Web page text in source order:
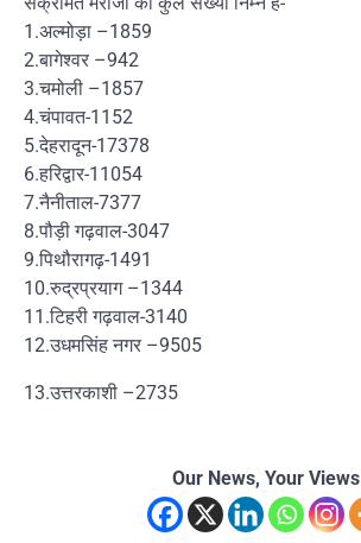
1.अल्मोड़ा –1859
2.बागेश्वर –942
3.चमोली –1857
4.चंपावत-1152
5.देहरादून-17378
6.हरिद्वार-11054
7.नैनीताल-7377
8.पौड़ी गढ़वाल-3047
9.पिथौरागढ़-1491
10.रुद्रप्रयाग –1344
11.टिहरी गढ़वाल-3140
12.उधमसिंह नगर –9505
13.उत्तरकाशी –2735
Our News, Your Views